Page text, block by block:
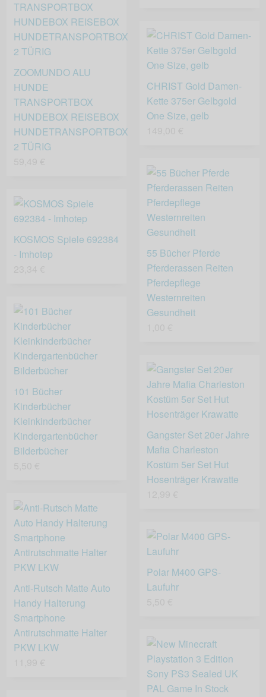
ZOOMUNDO ALU
HUNDE
TRANSPORTBOX
HUNDEBOX REISEBOX
HUNDETRANSPORTBOX
2 TÜRIG
CHRIST Gold Damen-
Kette 375er Gelbgold
One Size, gelb
55 Bücher Pferde
Pferderassen Reiten
Pferdepflege
Westernreiten
Gesundheit
KOSMOS Spiele 692384
- Imhotep
101 Bücher
Kinderbücher
Kleinkinderbücher
Kindergartenbücher
Bilderbücher
Gangster Set 20er Jahre
Mafia Charleston
Kostüm 5er Set Hut
Hosenträger Krawatte
Anti-Rutsch Matte Auto
Handy Halterung
Smartphone
Antirutschmatte Halter
PKW LKW
Polar M400 GPS-
Laufuhr